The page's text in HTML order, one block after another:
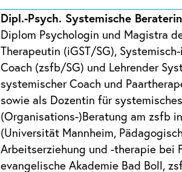
Dipl.-Psych. Systemische
Diplom Psychologin und Magistra
Therapeutin (iGST/SG),
Coach (zsfb/SG) und Lehrender
systemischer Coach und
sowie als Dozentin für
(Organisations-)Beratung am zsfb
(Universität Mannheim,
Arbeitserziehung und -therapie bei
evangelische Akademie Bad Boll,